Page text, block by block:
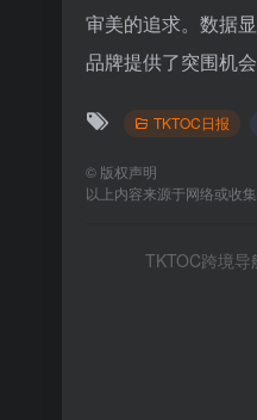
审美的追求。数据
品牌提供了突围机
TKTOC日报
© 版权声明
以上内容来源于网络或收
TKTOC跨境导